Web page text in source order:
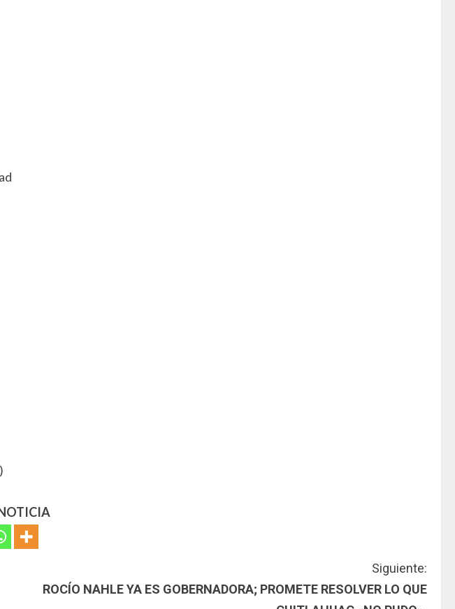
Siguiente:
ROCÍO NAHLE YA ES GOBERNADORA; PROMETE RESOLVER LO QUE